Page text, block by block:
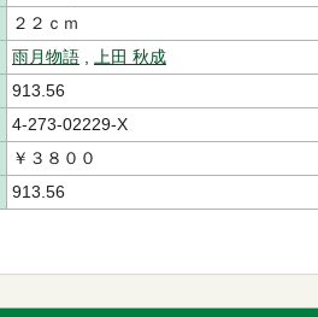
２２ｃｍ
雨月物語
上田 秋成
913.56
4-273-02229-X
￥３８００
913.56